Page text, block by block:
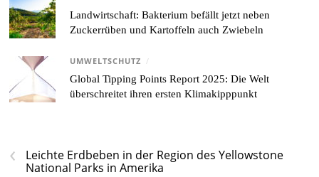
Landwirtschaft: Bakterium befällt jetzt neben
Zuckerrüben und Kartoffeln auch Zwiebeln
UMWELTSCHUTZ /
Global Tipping Points Report 2025: Die Welt
überschreitet ihren ersten Klimakipppunkt
‹
Leichte Erdbeben in der Region des Yellowstone
National Parks in Amerika